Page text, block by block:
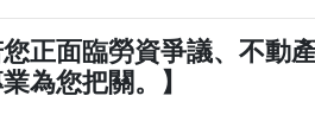
您正面臨勞資爭議、不動
為您把關。】